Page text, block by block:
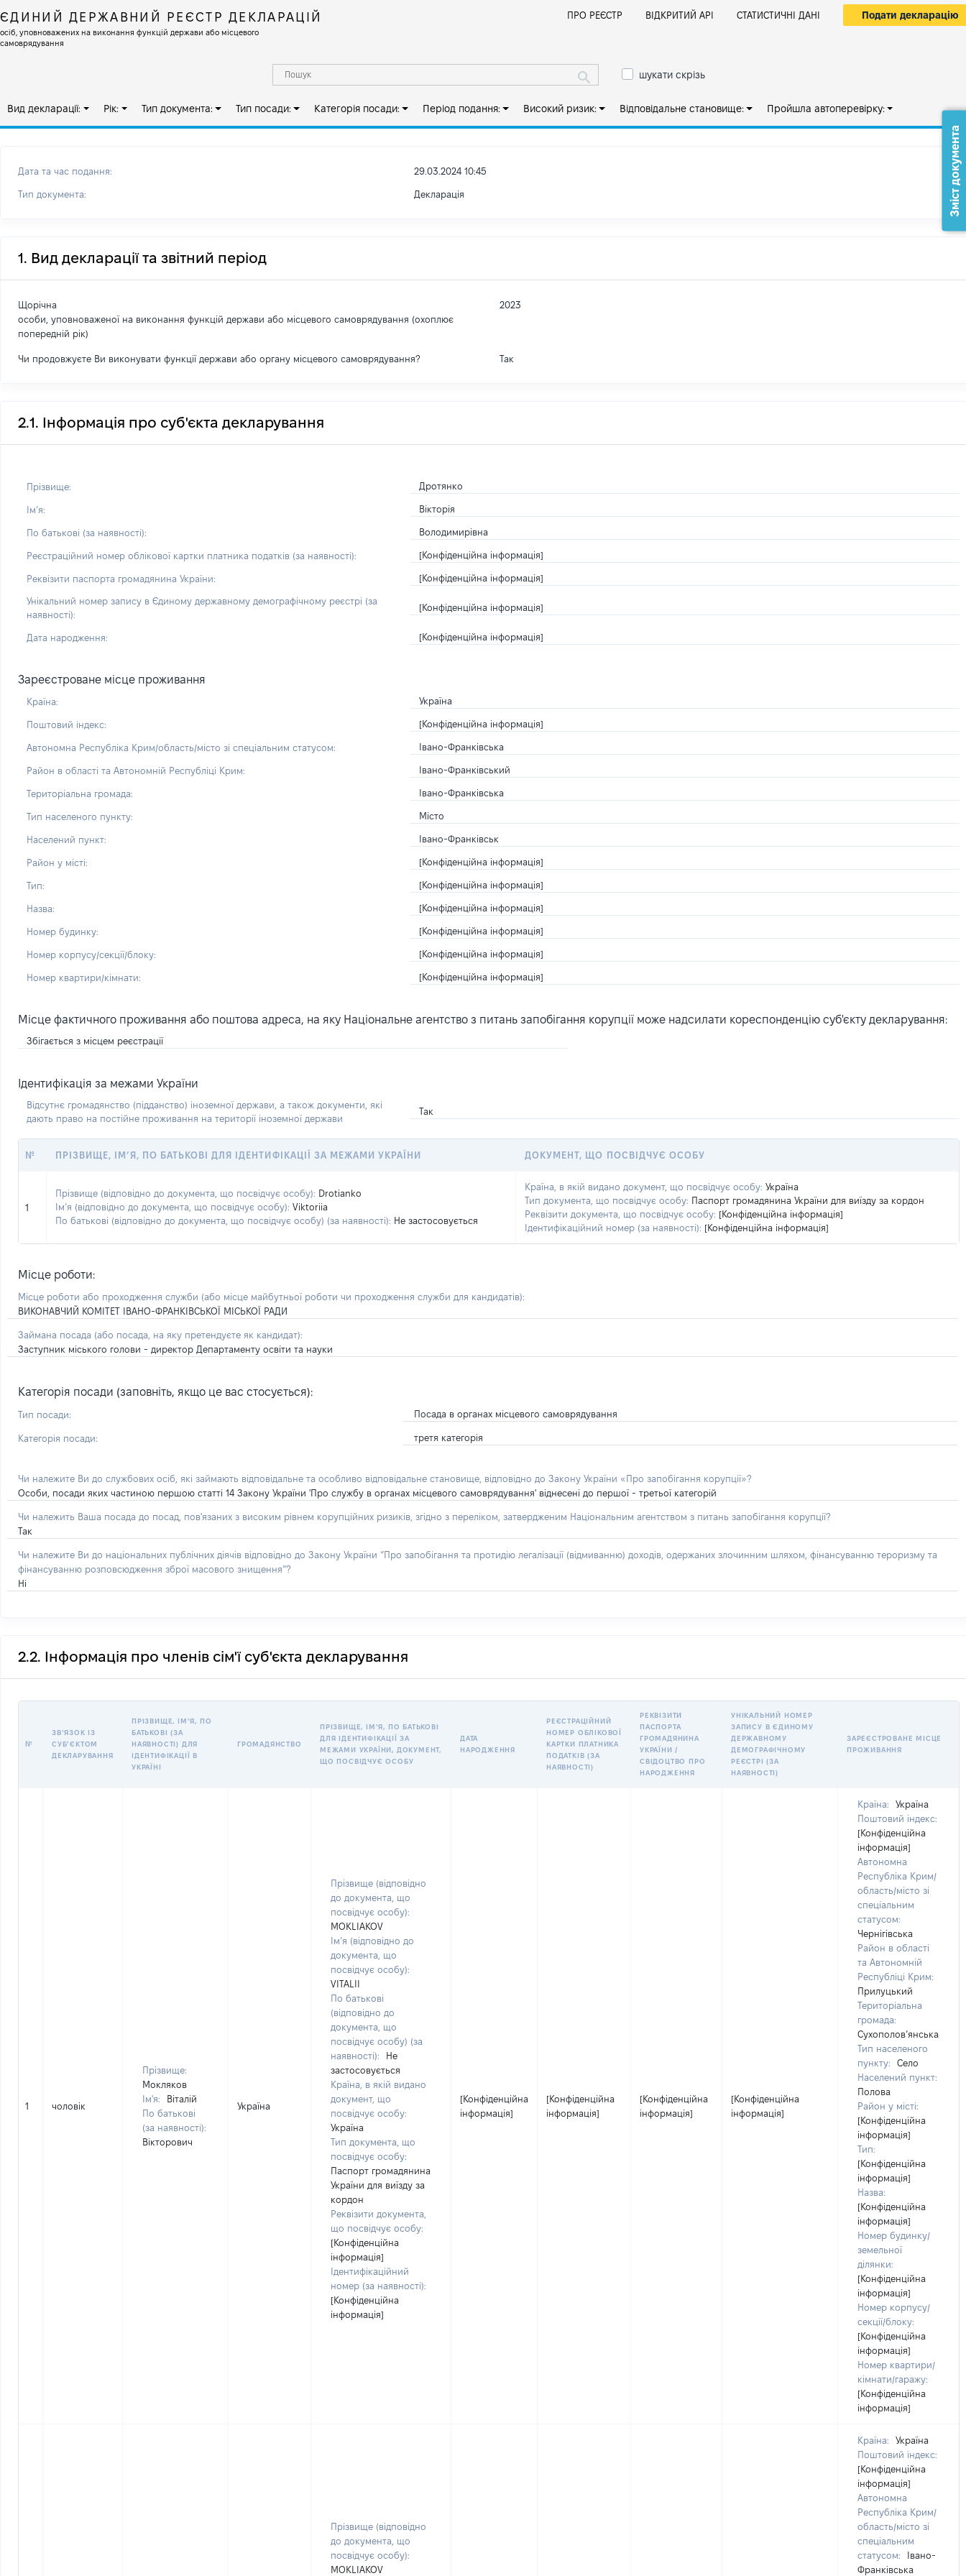
ЄДИНИЙ ДЕРЖАВНИЙ РЕЄСТР ДЕКЛАРАЦІЙ
осіб, уповноважених на виконання функцій держави або місцевого
самоврядування
ПРО РЕЄСТР ВІДКРИТИЙ АРІ СТАТИСТИЧНІ ДАНІ Подати декларацію
шукати скрізь
Вид декларації: Рік: Тип документа: Тип посади: Категорія посади: Період подання: Високий ризик: Відповідальне становище: Пройшла автоперевірку:
Дата та час подання: 29.03.2024 10:45
Тип документа: Декларація
1. Вид декларації та звітний період
Щорічна
особи, уповноваженої на виконання функцій держави або місцевого самоврядування (охоплює
попередній рік)
2023
Чи продовжуєте Ви виконувати функції держави або органу місцевого самоврядування? Так
2.1. Інформація про суб'єкта декларування
Прізвище: Дротянко
Імʼя: Вікторія
По батькові (за наявності): Володимирівна
Реєстраційний номер облікової картки платника податків (за наявності): [Конфіденційна інформація]
Реквізити паспорта громадянина України: [Конфіденційна інформація]
Унікальний номер запису в Єдиному державному демографічному реєстрі (за
наявності):
[Конфіденційна інформація]
Дата народження: [Конфіденційна інформація]
Зареєстроване місце проживання
Країна: Україна
Поштовий індекс: [Конфіденційна інформація]
Автономна Республіка Крим/область/місто зі спеціальним статусом: Івано-Франківська
Район в області та Автономній Республіці Крим: Івано-Франківський
Територіальна громада: Івано-Франківська
Тип населеного пункту: Місто
Населений пункт: Івано-Франківськ
Район у місті: [Конфіденційна інформація]
Тип: [Конфіденційна інформація]
Назва: [Конфіденційна інформація]
Номер будинку: [Конфіденційна інформація]
Номер корпусу/секції/блоку: [Конфіденційна інформація]
Номер квартири/кімнати: [Конфіденційна інформація]
Місце фактичного проживання або поштова адреса, на яку Національне агентство з питань запобігання корупції може надсилати кореспонденцію суб'єкту декларування:
Збігається з місцем реєстрації
Ідентифікація за межами України
Відсутнє громадянство (підданство) іноземної держави, а також документи, які
дають право на постійне проживання на території іноземної держави
Так
№ ПРІЗВИЩЕ, ІМ’Я, ПО БАТЬКОВІ ДЛЯ ІДЕНТИФІКАЦІЇ ЗА МЕЖАМИ УКРАЇНИ ДОКУМЕНТ, ЩО ПОСВІДЧУЄ ОСОБУ
1
Прізвище (відповідно до документа, що посвідчує особу): Drotianko
Ім’я (відповідно до документа, що посвідчує особу): Viktoriia
По батькові (відповідно до документа, що посвідчує особу) (за наявності): Не застосовується
Країна, в якій видано документ, що посвідчує особу: Україна
Тип документа, що посвідчує особу: Паспорт громадянина України для виїзду за кордон
Реквізити документа, що посвідчує особу: [Конфіденційна інформація]
Ідентифікаційний номер (за наявності): [Конфіденційна інформація]
Місце роботи:
Місце роботи або проходження служби (або місце майбутньої роботи чи проходження служби для кандидатів):
ВИКОНАВЧИЙ КОМІТЕТ ІВАНО-ФРАНКІВСЬКОЇ МІСЬКОЇ РАДИ
Займана посада (або посада, на яку претендуєте як кандидат):
Заступник міського голови - директор Департаменту освіти та науки
Категорія посади (заповніть, якщо це вас стосується):
Тип посади: Посада в органах місцевого самоврядування
Категорія посади: третя категорія
Чи належите Ви до службових осіб, які займають відповідальне та особливо відповідальне становище, відповідно до Закону України «Про запобігання корупції»?
Особи, посади яких частиною першою статті 14 Закону України 'Про службу в органах місцевого самоврядування' віднесені до першої - третьої категорій
Чи належить Ваша посада до посад, пов'язаних з високим рівнем корупційних ризиків, згідно з переліком, затвердженим Національним агентством з питань запобігання корупції?
Так
Чи належите Ви до національних публічних діячів відповідно до Закону України “Про запобігання та протидію легалізації (відмиванню) доходів, одержаних злочинним шляхом, фінансуванню тероризму та
фінансуванню розповсюдження зброї масового знищення”?
Ні
2.2. Інформація про членів сім'ї суб'єкта декларування
№
ЗВʼЯЗОК ІЗ
СУБʼЄКТОМ
ДЕКЛАРУВАННЯ
ПРІЗВИЩЕ, ІМʼЯ, ПО
БАТЬКОВІ (ЗА
НАЯВНОСТІ) ДЛЯ
ІДЕНТИФІКАЦІЇ В
УКРАЇНІ
ГРОМАДЯНСТВО
ПРІЗВИЩЕ, ІМʼЯ, ПО БАТЬКОВІ
ДЛЯ ІДЕНТИФІКАЦІЇ ЗА
МЕЖАМИ УКРАЇНИ, ДОКУМЕНТ,
ЩО ПОСВІДЧУЄ ОСОБУ
ДАТА
НАРОДЖЕННЯ
РЕЄСТРАЦІЙНИЙ
НОМЕР ОБЛІКОВОЇ
КАРТКИ ПЛАТНИКА
ПОДАТКІВ (ЗА
НАЯВНОСТІ)
РЕКВІЗИТИ
ПАСПОРТА
ГРОМАДЯНИНА
УКРАЇНИ /
СВІДОЦТВО ПРО
НАРОДЖЕННЯ
УНІКАЛЬНИЙ НОМЕР
ЗАПИСУ В ЄДИНОМУ
ДЕРЖАВНОМУ
ДЕМОГРАФІЧНОМУ
РЕЄСТРІ (ЗА
НАЯВНОСТІ)
ЗАРЕЄСТРОВАНЕ МІСЦЕ
ПРОЖИВАННЯ
1 чоловік
Прізвище:
Мокляков
Ім'я:
Віталій
По батькові
(за наявності):
Вікторович
Україна
Прізвище (відповідно
до документа, що
посвідчує особу):
MOKLIAKOV
Ім’я (відповідно до
документа, що
посвідчує особу):
VITALII
По батькові
(відповідно до
документа, що
посвідчує особу) (за
наявності):
Не
застосовується
Країна, в якій видано
документ, що
посвідчує особу:
Україна
Тип документа, що
посвідчує особу:
Паспорт громадянина
України для виїзду за
кордон
Реквізити документа,
що посвідчує особу:
[Конфіденційна
інформація]
Ідентифікаційний
номер (за наявності):
[Конфіденційна
інформація]
[Конфіденційна
інформація]
[Конфіденційна
інформація]
[Конфіденційна
інформація]
[Конфіденційна
інформація]
Країна:
Україна
Поштовий індекс:
[Конфіденційна
інформація]
Автономна
Республіка Крим/
область/місто зі
спеціальним
статусом:
Чернігівська
Район в області
та Автономній
Республіці Крим:
Прилуцький
Територіальна
громада:
Сухополов’янська
Тип населеного
пункту:
Село
Населений пункт:
Полова
Район у місті:
[Конфіденційна
інформація]
Тип:
[Конфіденційна
інформація]
Назва:
[Конфіденційна
інформація]
Номер будинку/
земельної
ділянки:
[Конфіденційна
інформація]
Номер корпусу/
секції/блоку:
[Конфіденційна
інформація]
Номер квартири/
кімнати/гаражу:
[Конфіденційна
інформація]
Прізвище (відповідно
до документа, що
посвідчує особу):
MOKLIAKOV
Країна:
Україна
Поштовий індекс:
[Конфіденційна
інформація]
Автономна
Республіка Крим/
область/місто зі
спеціальним
статусом:
Івано-
Франківська
Зміст документа